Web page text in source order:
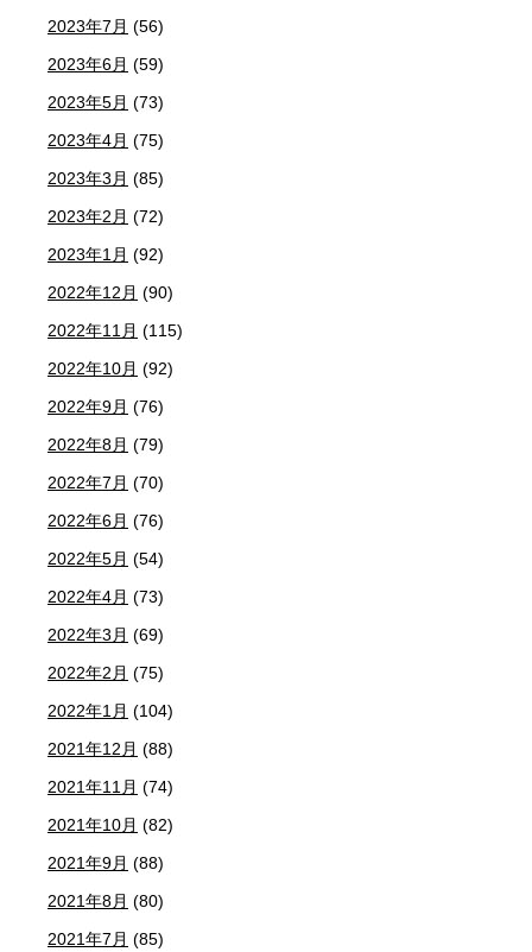
2023年7月 (56)
2023年6月 (59)
2023年5月 (73)
2023年4月 (75)
2023年3月 (85)
2023年2月 (72)
2023年1月 (92)
2022年12月 (90)
2022年11月 (115)
2022年10月 (92)
2022年9月 (76)
2022年8月 (79)
2022年7月 (70)
2022年6月 (76)
2022年5月 (54)
2022年4月 (73)
2022年3月 (69)
2022年2月 (75)
2022年1月 (104)
2021年12月 (88)
2021年11月 (74)
2021年10月 (82)
2021年9月 (88)
2021年8月 (80)
2021年7月 (85)